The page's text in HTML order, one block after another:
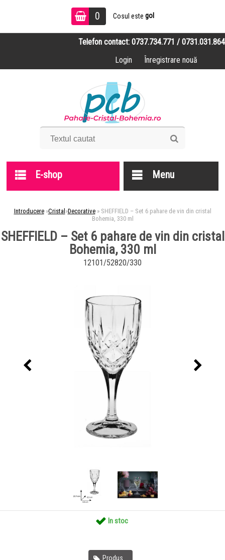
Telefon contact: 0737.734.771 / 0731.031.864
Login
Înregistrare nouă
0 Cosul este gol
E-shop Menu
Introducere »Cristal »Decorative » SHEFFIELD – Set 6 pahare de vin din cristal
Bohemia, 330 ml
SHEFFIELD – Set 6 pahare de vin din cristal
Bohemia, 330 ml
12101/52820/330
In stoc
Produs